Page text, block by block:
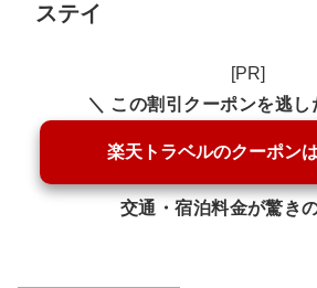
ステイ
[PR]
＼ この割引クーポンを逃し
楽天トラベルのクーポン
交通・宿泊料金が驚き